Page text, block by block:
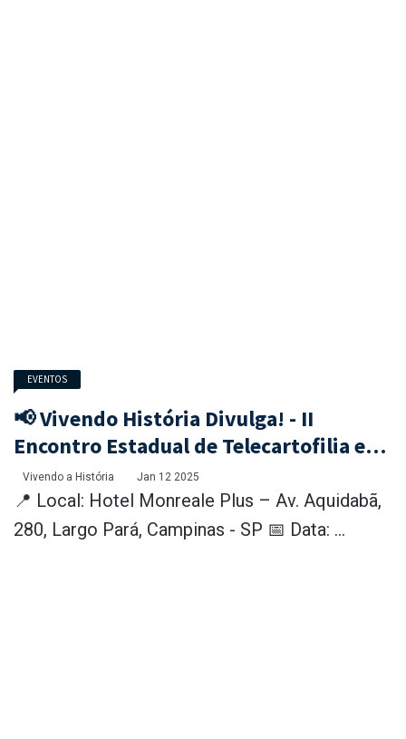
EVENTOS
📢 Vivendo História Divulga! - II
Encontro Estadual de Telecartofilia e
Numismática - 31 de janeiro e 1º de
fevereiro de 2025
Vivendo a História Jan 12 2025
📍 Local: Hotel Monreale Plus – Av. Aquidabã,
280, Largo Pará, Campinas - SP 📅 Data: ...